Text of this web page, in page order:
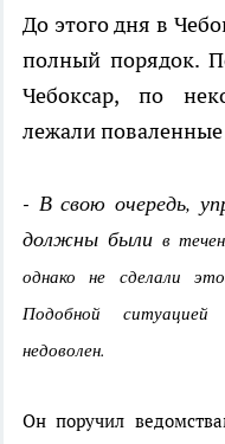
До этого дня в
полный порядок.
Чебоксар, по
лежали поваленные
- В свою очередь,
должны были в
однако не сделали
Подобной
недоволен.
Он поручил